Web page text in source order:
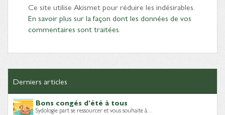
Ce site utilise Akismet pour réduire les indésirables.
En savoir plus sur la façon dont les données de vos
commentaires sont traitées
Derniers articles
Bons congés d’été à tous
Sydologie part se ressourcer et vous souhaite à…